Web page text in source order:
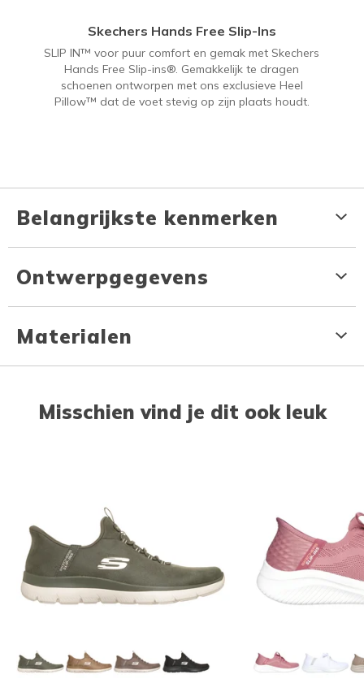
Skechers Hands Free Slip-Ins
SLIP IN™ voor puur comfort en gemak met Skechers
Hands Free Slip-ins®. Gemakkelijk te dragen
schoenen ontworpen met ons exclusieve Heel
Pillow™ dat de voet stevig op zijn plaats houdt.
Belangrijkste kenmerken
Ontwerpgegevens
Materialen
Misschien vind je dit ook leuk